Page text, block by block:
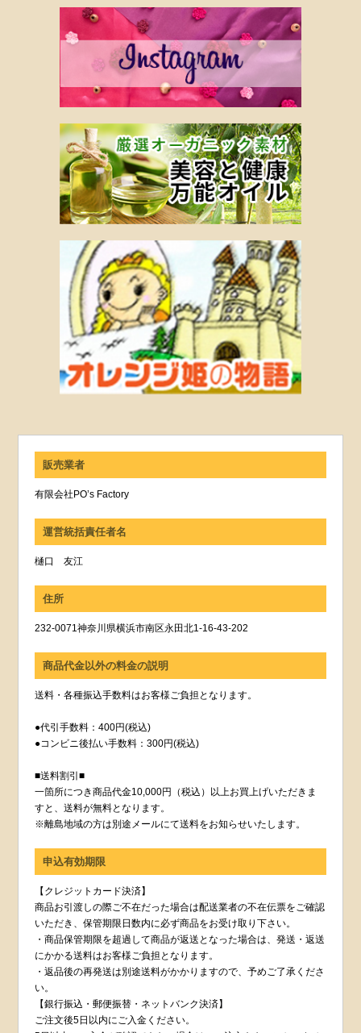
販売業者
有限会社PO’s Factory
運営統括責任者名
樋口 友江
住所
232-0071神奈川県横浜市南区永田北1-16-43-202
商品代金以外の料金の説明
送料・各種振込手数料はお客様ご負担となります。
●代引手数料：400円(税込)
●コンビニ後払い手数料：300円(税込)
■送料割引■
一箇所につき商品代金10,000円（税込）以上お買上げいただきま
すと、送料が無料となります。
※離島地域の方は別途メールにて送料をお知らせいたします。
申込有効期限
【クレジットカード決済】
商品お引渡しの際ご不在だった場合は配送業者の不在伝票をご確認
いただき、保管期限日数内に必ず商品をお受け取り下さい。
・商品保管期限を超過して商品が返送となった場合は、発送・返送
にかかる送料はお客様ご負担となります。
・返品後の再発送は別途送料がかかりますので、予めご了承くださ
い。
【銀行振込・郵便振替・ネットバンク決済】
ご注文後5日以内にご入金ください。